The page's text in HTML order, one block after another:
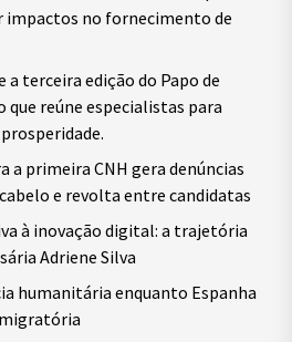
impactos no fornecimento de
terceira edição do Papo de
que reúne especialistas para
a primeira CNH gera denúncias
e revolta entre candidatas
à inovação digital: a trajetória
Adriene Silva
humanitária enquanto Espanha